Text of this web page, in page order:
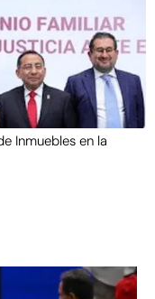
Inmuebles en la